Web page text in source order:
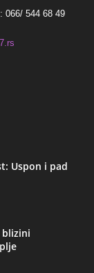
066/ 544 68 49
Uspon i pad
blizini